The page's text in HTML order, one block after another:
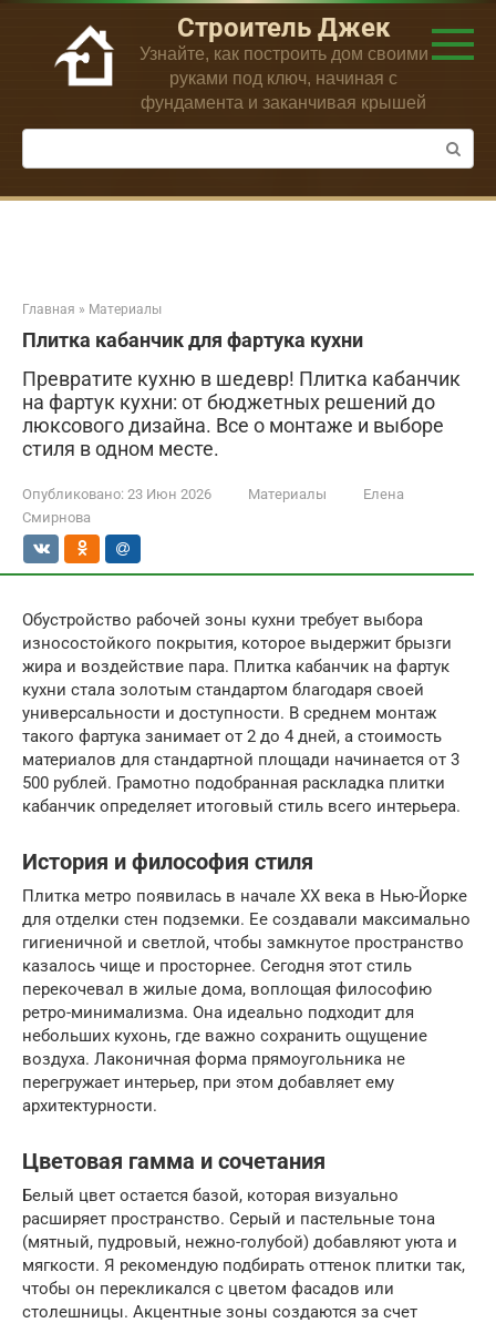
Перейти
контенту
Строитель Джек
Узнайте, как построить дом своими
руками под ключ, начиная с
фундамента и заканчивая крышей
Поиск:
Главная » Материалы
Плитка кабанчик для фартука кухни
Превратите кухню в шедевр! Плитка кабанчик
на фартук кухни: от бюджетных решений до
люксового дизайна. Все о монтаже и выборе
стиля в одном месте.
Опубликовано: 23 Июн 2026 Материалы
Елена
Смирнова
Обустройство рабочей зоны кухни требует выбора
износостойкого покрытия, которое выдержит брызги
жира и воздействие пара. Плитка кабанчик на фартук
кухни стала золотым стандартом благодаря своей
универсальности и доступности. В среднем монтаж
такого фартука занимает от 2 до 4 дней, а стоимость
материалов для стандартной площади начинается от 3
500 рублей. Грамотно подобранная раскладка плитки
кабанчик определяет итоговый стиль всего интерьера.
История и философия стиля
Плитка метро появилась в начале XX века в Нью-Йорке
для отделки стен подземки. Ее создавали максимально
гигиеничной и светлой, чтобы замкнутое пространство
казалось чище и просторнее. Сегодня этот стиль
перекочевал в жилые дома, воплощая философию
ретро-минимализма. Она идеально подходит для
небольших кухонь, где важно сохранить ощущение
воздуха. Лаконичная форма прямоугольника не
перегружает интерьер, при этом добавляет ему
архитектурности.
Цветовая гамма и сочетания
Белый цвет остается базой, которая визуально
расширяет пространство. Серый и пастельные тона
(мятный, пудровый, нежно-голубой) добавляют уюта и
мягкости. Я рекомендую подбирать оттенок плитки так,
чтобы он перекликался с цветом фасадов или
столешницы. Акцентные зоны создаются за счет